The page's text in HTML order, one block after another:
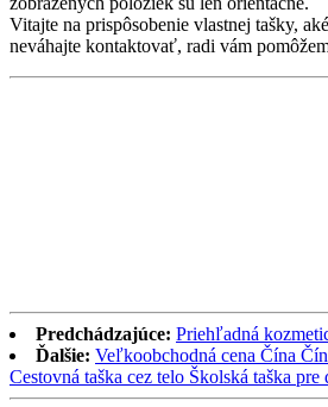
Vitajte na prispôsobenie vlastnej tašky,
neváhajte kontaktovať, radi vám
Predchádzajúce: Priehľadná
Ďalšie: Veľkoobchodná cena Čína
Cestovná taška cez telo Školská taška pre